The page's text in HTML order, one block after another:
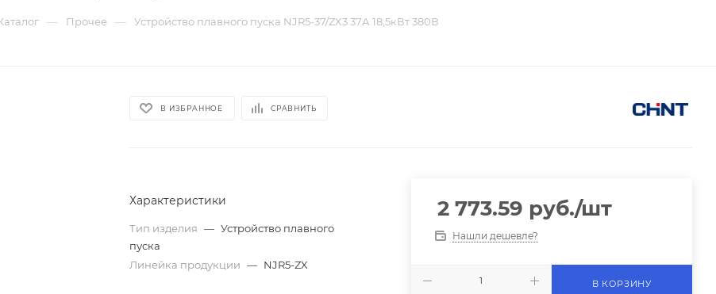
— Прочее — Устройство плавного пуска NJR5-37/ZX3 37А 18,5кВт 380В
В ИЗБРАННОЕ СРАВНИТЬ
Характеристики
Тип изделия — Устройство плавного
пуска
Линейка продукции — NJR5-ZX
2 773.59 руб./шт
Нашли дешевле?
В КОРЗИНУ